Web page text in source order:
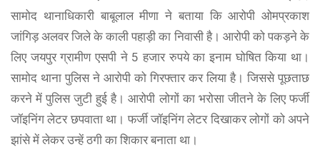
सामोद थानाधिकारी बाबूलाल मीणा ने बताया कि आरोपी ओमप्रकाश
जांगिड़ अलवर जिले के काली पहाड़ी का निवासी है। आरोपी को पकड़ने के
लिए जयपुर ग्रामीण एसपी ने 5 हजार रुपये का इनाम घोषित किया था।
सामोद थाना पुलिस ने आरोपी को गिरफ्तार कर लिया है। जिससे पूछताछ
करने में पुलिस जुटी हुई है। आरोपी लोगों का भरोसा जीतने के लिए फर्जी
जॉइनिंग लेटर छपवाता था। फर्जी जॉइनिंग लेटर दिखाकर लोगों को अपने
झांसे में लेकर उन्हें ठगी का शिकार बनाता था।